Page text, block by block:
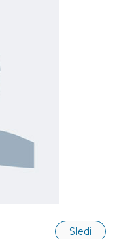
Sledi